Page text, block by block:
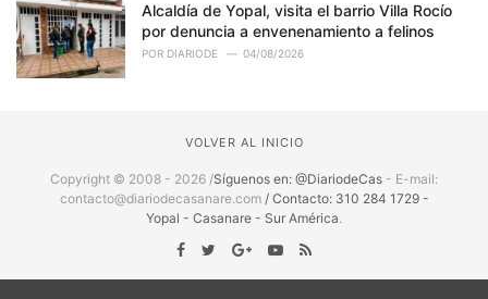
Alcaldía de Yopal, visita el barrio Villa Rocío
por denuncia a envenenamiento a felinos
POR DIARIODE 04/08/2026
VOLVER AL INICIO
Copyright © 2008 - 2026 /Síguenos en: @DiariodeCas - E-mail:
contacto@diariodecasanare.com / Contacto: 310 284 1729 -
Yopal - Casanare - Sur América.